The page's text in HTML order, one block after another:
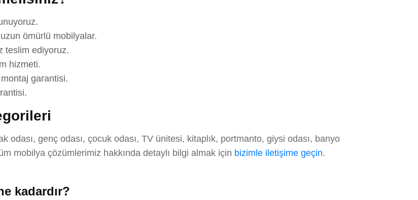
ömürlü mobilyalar.
teslim ediyoruz.
hizmeti.
garantisi.
odası, genç odası, çocuk odası, TV ünitesi, kitaplık, portmanto, giysi odası, banyo
mobilya çözümlerimiz hakkında detaylı bilgi almak için bizimle iletişime geçin.
kadardır?